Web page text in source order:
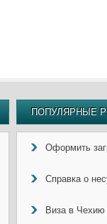
ПОПУЛЯРНЫЕ
Оформить
Справка о
Виза в Чехию